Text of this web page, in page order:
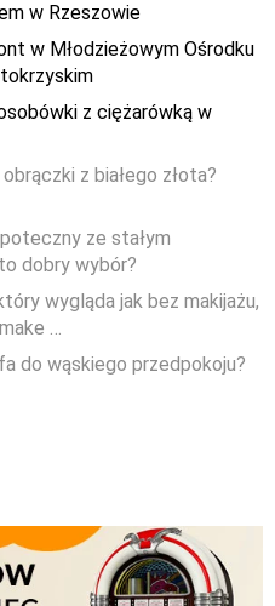
w Rzeszowie
w Młodzieżowym Ośrodku
z ciężarówką w
z białego złota?
ze stałym
dobry wybór?
wygląda jak bez makijażu,
…
do wąskiego przedpokoju?